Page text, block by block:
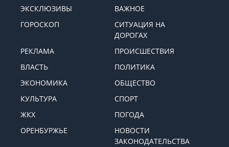
ЭКСКЛЮЗИВЫ
ВАЖНОЕ
ГОРОСКОП
СИТУАЦИЯ НА
ДОРОГАХ
РЕКЛАМА
ПРОИСШЕСТВИЯ
ВЛАСТЬ
ПОЛИТИКА
ЭКОНОМИКА
ОБЩЕСТВО
КУЛЬТУРА
СПОРТ
ЖКХ
ПОГОДА
ОРЕНБУРЖЬЕ
НОВОСТИ
ЗАКОНОДАТЕЛЬСТВА